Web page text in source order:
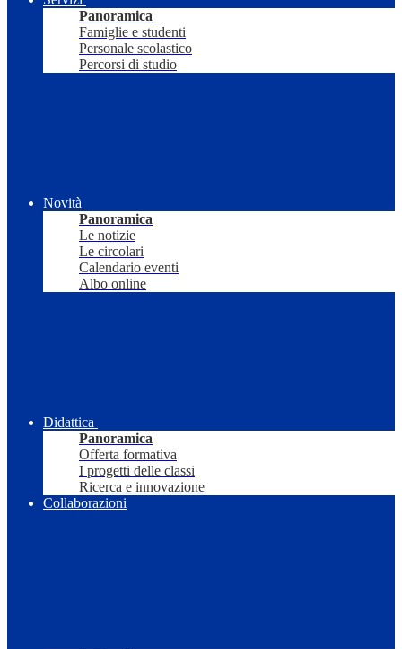
Panoramica
Famiglie e studenti
Personale scolastico
Percorsi di studio
Novità
Panoramica
Le notizie
Le circolari
Calendario eventi
Albo online
Didattica
Panoramica
Offerta formativa
I progetti delle classi
Ricerca e innovazione
Collaborazioni